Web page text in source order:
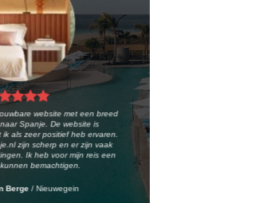
website met een breed
Spanje. De website is
ik als zeer positief heb ervaren.
zijn scherp en er zijn vaak
Ik heb voor mijn reis een
bemachtigen.
Berge / Nieuwegein